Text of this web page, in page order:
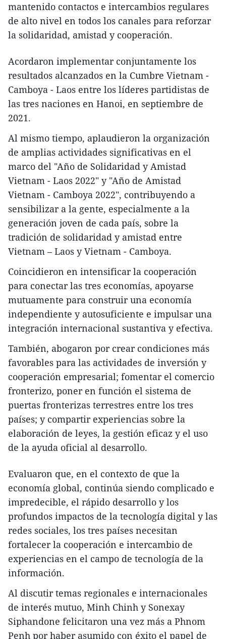
mantenido contactos e intercambios regulares
de alto nivel en todos los canales para reforzar
la solidaridad, amistad y cooperación.
Acordaron implementar conjuntamente los
resultados alcanzados en la Cumbre Vietnam -
Camboya - Laos entre los líderes partidistas de
las tres naciones en Hanoi, en septiembre de
2021.
Al mismo tiempo, aplaudieron la organización
de amplias actividades significativas en el
marco del "Año de Solidaridad y Amistad
Vietnam - Laos 2022" y "Año de Amistad
Vietnam - Camboya 2022", contribuyendo a
sensibilizar a la gente, especialmente a la
generación joven de cada país, sobre la
tradición de solidaridad y amistad entre
Vietnam – Laos y Vietnam - Camboya.
Coincidieron en intensificar la cooperación
para conectar las tres economías, apoyarse
mutuamente para construir una economía
independiente y autosuficiente e impulsar una
integración internacional sustantiva y efectiva.
También, abogaron por crear condiciones más
favorables para las actividades de inversión y
cooperación empresarial; fomentar el comercio
fronterizo, poner en función el sistema de
puertas fronterizas terrestres entre los tres
países; y compartir experiencias sobre la
elaboración de leyes, la gestión eficaz y el uso
de la ayuda oficial al desarrollo.
Evaluaron que, en el contexto de que la
economía global, continúa siendo complicado e
impredecible, el rápido desarrollo y los
profundos impactos de la tecnología digital y las
redes sociales, los tres países necesitan
fortalecer la cooperación e intercambio de
experiencias en el campo de tecnología de la
información.
Al discutir temas regionales e internacionales
de interés mutuo, Minh Chinh y Sonexay
Siphandone felicitaron una vez más a Phnom
Penh por haber asumido con éxito el papel de